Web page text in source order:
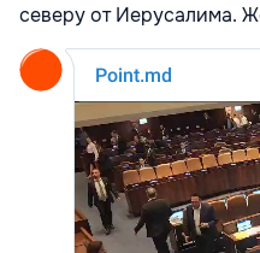
северу от Иерусалима.